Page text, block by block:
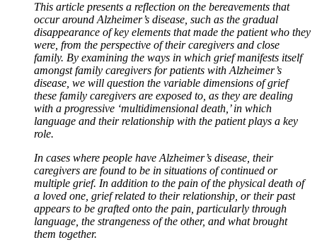
This article presents a reflection on the bereavements that
occur around Alzheimer’s disease, such as the gradual
disappearance of key elements that made the patient who they
were, from the perspective of their caregivers and close
family. By examining the ways in which grief manifests itself
amongst family caregivers for patients with Alzheimer’s
disease, we will question the variable dimensions of grief
these family caregivers are exposed to, as they are dealing
with a progressive ‘multidimensional death,’ in which
language and their relationship with the patient plays a key
role.
In cases where people have Alzheimer’s disease, their
caregivers are found to be in situations of continued or
multiple grief. In addition to the pain of the physical death of
a loved one, grief related to their relationship, or their past
appears to be grafted onto the pain, particularly through
language, the strangeness of the other, and what brought
them together.